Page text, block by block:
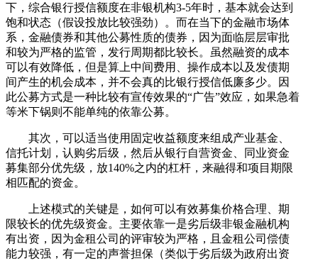
下，综合银行授信额度在非银机构3-5年时，基本就会达到
饱和状态（假设投放比较强劲）。而在当下的金融市场体
系，金融债券和其他公募性质的债券，因为面临层层审批
和较为严格的监管，发行周期都比较长。虽然融资的成本
可以有效降低，但是算上中间费用、操作成本以及发债期
间产生的机会成本，并不会真的比银行授信低廉多少。因
此公募方式是一种比较有宣传效果的“广告”效应，如果急着
等米下锅则不能单纯的依靠公募。
其次，可以适当使用固定收益额度来组成产业基金、
信托计划，认购劣后级，然后从银行自营资金、同业资金
募集部分优先级，放140%之内的杠杆，来融得和项目期限
相匹配的资金。
上述模式的关键是，如何可以有效募集价格合理、期
限较长的优先级资金。主要依靠一是劣后级非银金融机构
有出资，因为金租公司的评审较为严格，且金租公司偿债
能力较强，有一定的声誉担保（类似于劣后级为政府出资